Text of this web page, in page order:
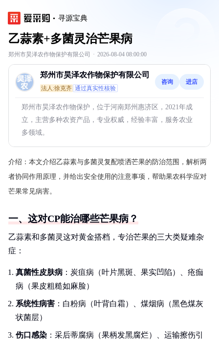
寻源宝典
乙蒜素+多菌灵治芒果病
郑州市昊泽农作物保护有限公司 · 2026-08-04 08:00:00
郑州市昊泽农作物保护有限公司
法人:徐克齐 通过真实性核验
咨询 进店
郑州市昊泽农作物保护，位于河南郑州惠济区，2021年成
立，主营多种农资产品，专业权威，经验丰富，服务农业
多领域。
介绍： 本文介绍乙蒜素与多菌灵复配喷洒芒果的防治范围，解析两
者协同作用原理，并给出安全使用的注意事项，帮助果农科学应对
芒果常见病害。
一、这对CP能治哪些芒果病？
乙蒜素和多菌灵这对黄金搭档，专治芒果的三大类疑难杂
症：
真菌性皮肤病 ：炭疽病（叶片黑斑、果实凹陷）、疮痂
病（果皮粗糙如麻脸）
系统性病害 ：白粉病（叶背白霜）、煤烟病（黑色煤灰
状菌层）
伤口感染 ：采后蒂腐病（果柄发黑腐烂）、运输擦伤引